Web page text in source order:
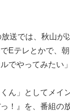
送では、秋山が
Eテレとかで、
でやってみたい
ん」としてメイ
っ！』を、番組の